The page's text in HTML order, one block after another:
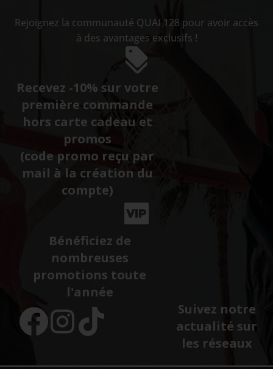
Rejoignez la communauté QUAI 128 pour avoir accès
à des avantages exclusifs !
Recevez -10% sur votre
première commande
hors carte cadeau et
promos
(code promo reçu par
mail à la création du
compte)
Bénéficiez de
nombreuses
promotions toute
l'année
Suivez notre
actualité sur
les réseaux